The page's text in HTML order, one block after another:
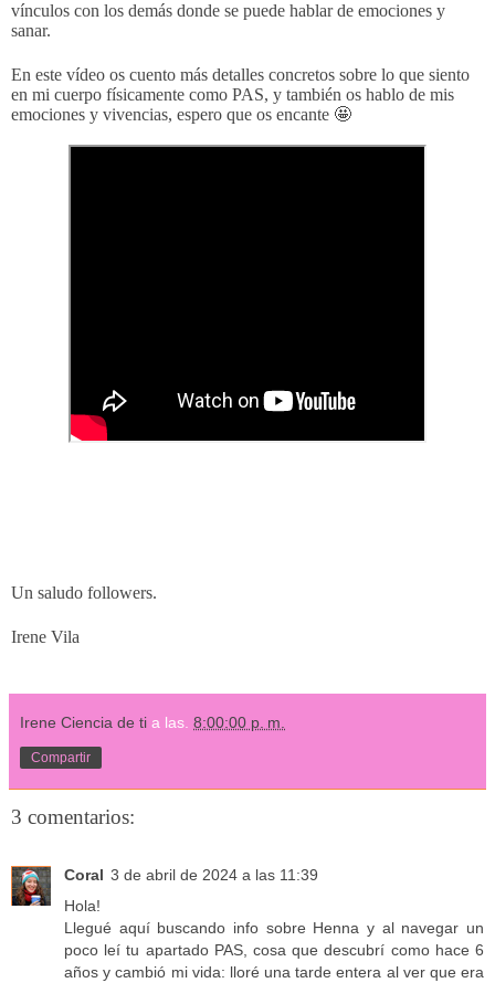
vínculos con los demás donde se puede hablar de emociones y
sanar.
En este vídeo os cuento más detalles concretos sobre lo que siento
en mi cuerpo físicamente como PAS, y también os hablo de mis
emociones y vivencias, espero que os encante 🤩
Un saludo followers.
Irene Vila
Irene Ciencia de ti a las. 8:00:00 p. m.
Compartir
3 comentarios:
Coral 3 de abril de 2024 a las 11:39
Hola!
Llegué aquí buscando info sobre Henna y al navegar un
poco leí tu apartado PAS, cosa que descubrí como hace 6
años y cambió mi vida: lloré una tarde entera al ver que era